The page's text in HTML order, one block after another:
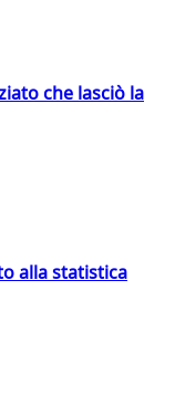
che lasciò la
alla statistica